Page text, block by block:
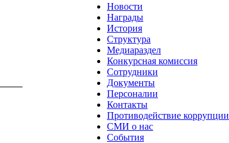
Новости
Награды
История
Структура
Медиараздел
Конкурсная комиссия
Сотрудники
Документы
Персоналии
Контакты
Противодействие коррупции
СМИ о нас
События